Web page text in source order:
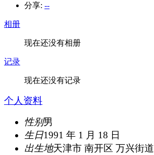
分享: --
相册
现在还没有相册
记录
现在还没有记录
个人资料
性别男
生日1991 年 1 月 18 日
出生地天津市 南开区 万兴街道